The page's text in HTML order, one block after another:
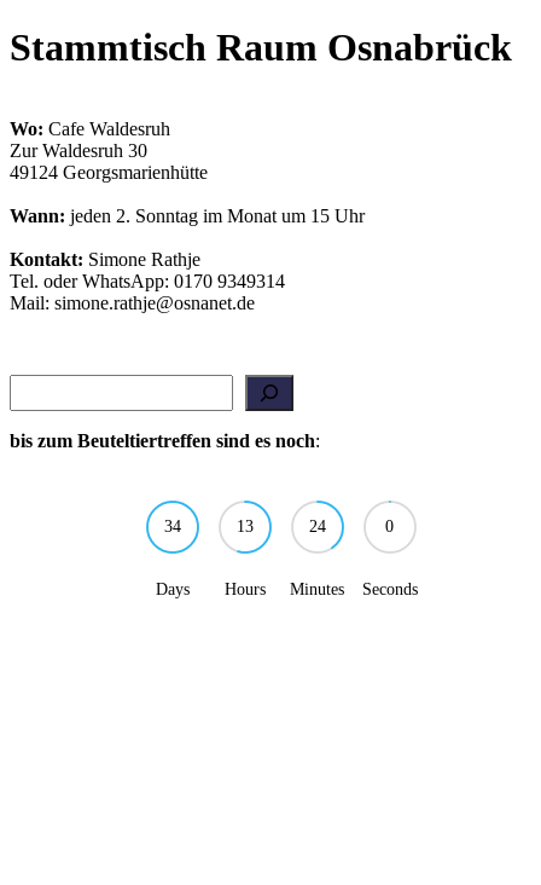
Stammtisch Raum Osnabrück
Wo: Cafe Waldesruh
Zur Waldesruh 30
49124 Georgsmarienhütte
Wann: jeden 2. Sonntag im Monat um 15 Uhr
Kontakt: Simone Rathje
Tel. oder WhatsApp: 0170 9349314
Mail: simone.rathje@osnanet.de
bis zum Beuteltiertreffen sind es noch:
34 13 24 0
Days Hours Minutes Seconds